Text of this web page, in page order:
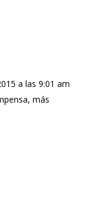
a las 9:01 am
más